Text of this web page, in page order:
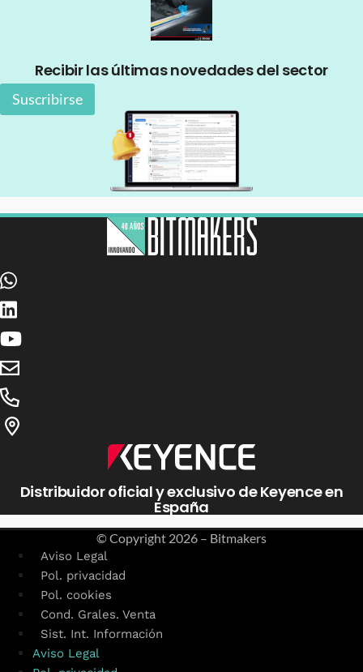
Recibir las últimas novedades del sector
Suscribirse
Distribuidor oficial y exclusivo de Keyence en
España
© Copyright 2026 – Bitmakers
Aviso Legal
Pol. privacidad
Pol. cookies
Cond. Grales. Venta
Sist. Int. Información
Aviso Legal